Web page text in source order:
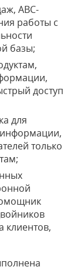
АВС-
работы с
базы;
доступ
для
информации,
только
клиентов,